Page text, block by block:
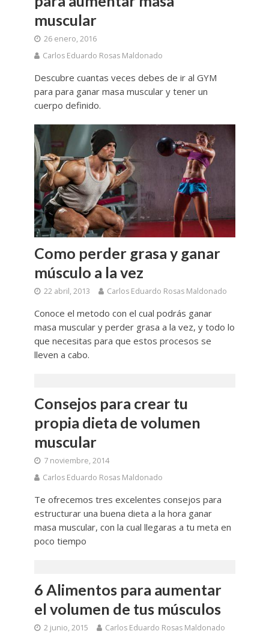
muscular
26 enero, 2016
Carlos Eduardo Rosas Maldonado
Descubre cuantas veces debes de ir al GYM
para para ganar masa muscular y tener un
cuerpo definido.
Como perder grasa y ganar
músculo a la vez
22 abril, 2013 Carlos Eduardo Rosas Maldonado
Conoce el metodo con el cual podrás ganar
masa muscular y perder grasa a la vez, y todo lo
que necesitas para que estos procesos se
lleven a cabo.
Consejos para crear tu
propia dieta de volumen
muscular
7 noviembre, 2014
Carlos Eduardo Rosas Maldonado
Te ofrecemos tres excelentes consejos para
estructurar una buena dieta a la hora ganar
masa muscular, con la cual llegaras a tu meta en
poco tiempo
6 Alimentos para aumentar
el volumen de tus músculos
2 junio, 2015 Carlos Eduardo Rosas Maldonado